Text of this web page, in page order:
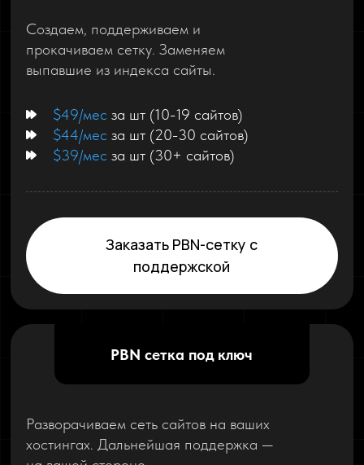
Создаем, поддерживаем и
прокачиваем сетку. Заменяем
выпавшие из индекса сайты.
$49/месза шт (10-19 сайтов)
$44/месза шт (20-30 сайтов)
$39/месза шт (30+ сайтов)
Заказать PBN-сетку с
поддержской
PBN сетка под ключ
Разворачиваем сеть сайтов на ваших
хостингах. Дальнейшая поддержка —